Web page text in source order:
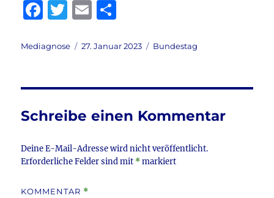
F
c
b
o
o
k
T
it
r
E
ai le
Autor
Mediagnose
Veröffentlicht
27. Januar 2023 Kategorien
Bundestag
Schreibe einen Kommentar
Deine E-Mail-Adresse wird nicht veröffentlicht.
Erforderliche Felder sind mit *markiert
KOMMENTAR *